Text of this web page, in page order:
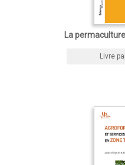
La
Livre